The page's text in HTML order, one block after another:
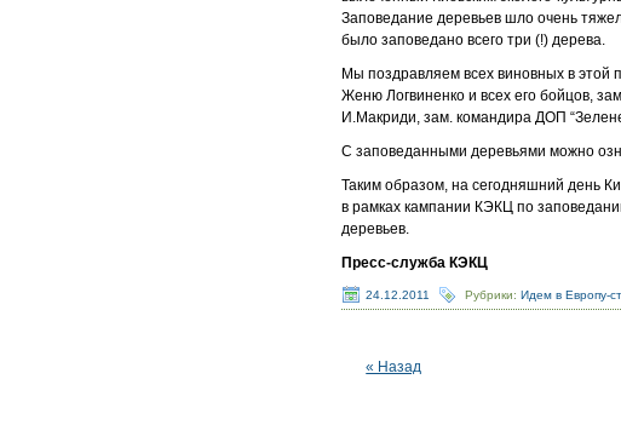
Заповедание деревьев шло очень
было заповедано всего три (!) дерева.
Мы поздравляем всех виновных в этой
Женю Логвиненко и всех его бойцов,
И.Макриди, зам. командира ДОП
С заповеданными деревьями можно
Таким образом, на сегодняшний день
в рамках кампании КЭКЦ по
деревьев.
Пресс-служба КЭКЦ
24.12.2011 Рубрики:Идем в Европу-
« Назад